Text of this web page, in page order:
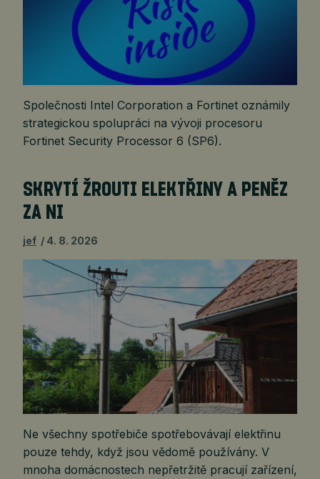
Společnosti Intel Corporation a Fortinet oznámily
strategickou spolupráci na vývoji procesoru
Fortinet Security Processor 6 (SP6).
SKRYTÍ ŽROUTI ELEKTŘINY A PENĚZ
ZA NI
jef 4. 8. 2026
Ne všechny spotřebiče spotřebovávají elektřinu
pouze tehdy, když jsou vědomě používány. V
mnoha domácnostech nepřetržitě pracují zařízení,